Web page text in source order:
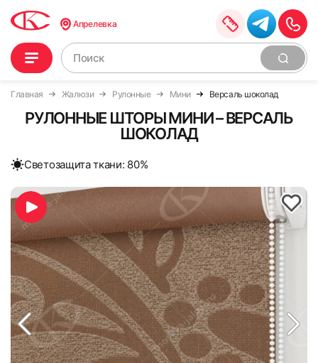
Апрелевка
Главная Жалюзи Рулонные Мини Версаль шоколад
РУЛОННЫЕ ШТОРЫ МИНИ – ВЕРСАЛЬ
ШОКОЛАД
Cветозащита ткани: 80%